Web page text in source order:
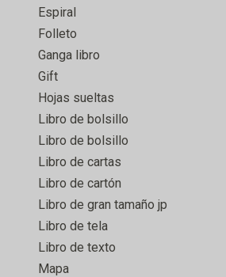
Espiral
Folleto
Ganga libro
Gift
Hojas sueltas
Libro de bolsillo
Libro de bolsillo
Libro de cartas
Libro de cartón
Libro de gran tamaño jp
Libro de tela
Libro de texto
Mapa